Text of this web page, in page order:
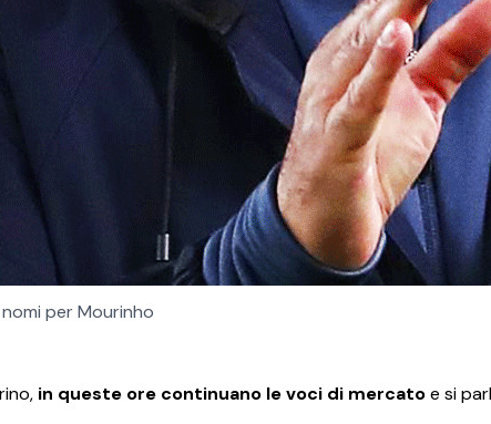
per Mourinho
in queste ore continuano le voci di mercatoe si